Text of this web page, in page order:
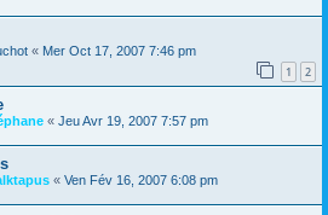
« Mer Oct 17, 2007 7:46 pm
1 2
« Jeu Avr 19, 2007 7:57 pm
« Ven Fév 16, 2007 6:08 pm